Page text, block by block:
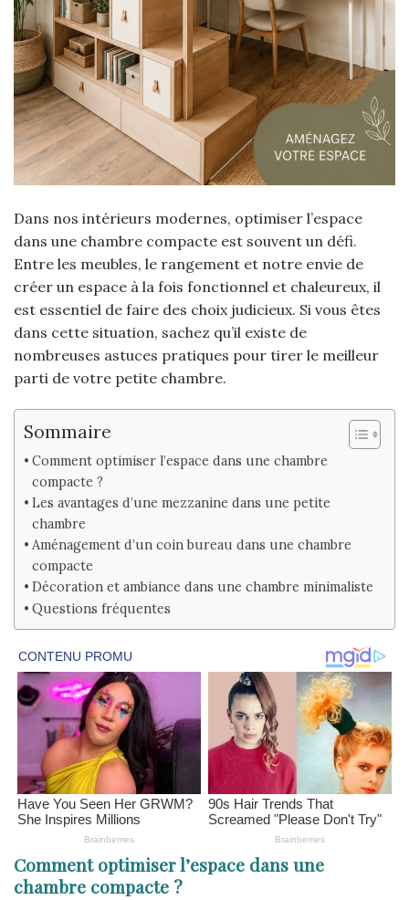
Dans nos intérieurs modernes, optimiser l’espace
dans une chambre compacte est souvent un défi.
Entre les meubles, le rangement et notre envie de
créer un espace à la fois fonctionnel et chaleureux, il
est essentiel de faire des choix judicieux. Si vous êtes
dans cette situation, sachez qu’il existe de
nombreuses astuces pratiques pour tirer le meilleur
parti de votre petite chambre.
Sommaire
Comment optimiser l’espace dans une chambre
compacte ?
Les avantages d’une mezzanine dans une petite
chambre
Aménagement d’un coin bureau dans une chambre
compacte
Décoration et ambiance dans une chambre minimaliste
Questions fréquentes
Comment optimiser l’espace dans une
chambre compacte ?